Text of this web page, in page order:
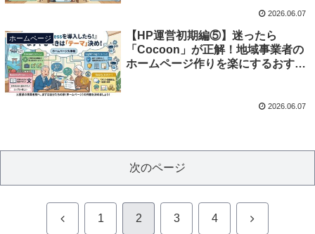
2026.06.07
ホームページ
【HP運営初期編⑤】迷ったら
「Cocoon」が正解！地域事業者の
ホームページ作りを楽にするおすす
2026.06.07
次のページ
前 1 2 3 4 次